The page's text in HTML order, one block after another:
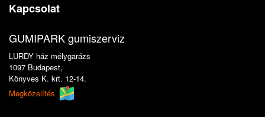
Kapcsolat
GUMIPARK gumiszerviz
LURDY ház mélygarázs
1097 Budapest,
Könyves K. krt. 12-14.
Megközelítés